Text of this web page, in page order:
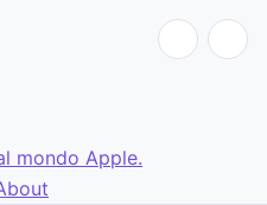
mondo Apple.